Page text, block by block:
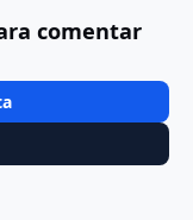
comentar